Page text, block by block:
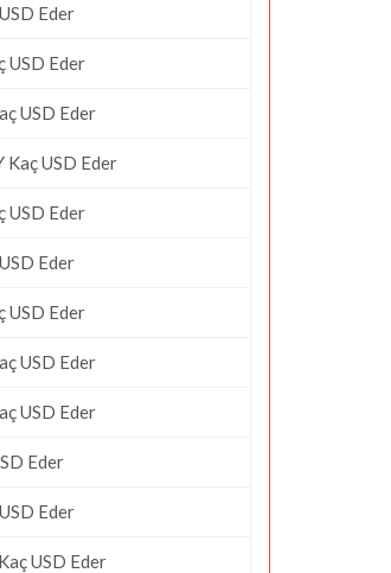
Eder
USD Eder
USD Eder
USD Eder
USD Eder
Eder
USD Eder
USD Eder
USD Eder
Eder
Eder
USD Eder